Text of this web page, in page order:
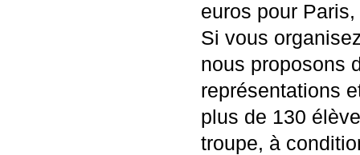
euros pour
Si vous
nous proposons
représentations
plus de 130
troupe, à